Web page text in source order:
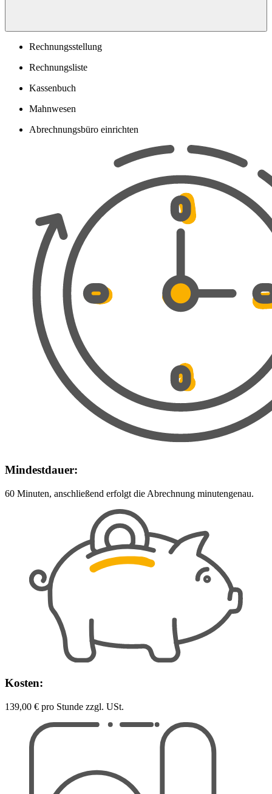
Rechnungsstellung
Rechnungsliste
Kassenbuch
Mahnwesen
Abrechnungsbüro einrichten
Mindestdauer:
60 Minuten, anschließend erfolgt die Abrechnung minutengenau.
Kosten:
139,00 € pro Stunde zzgl. USt.